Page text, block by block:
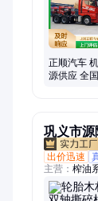
正顺汽车
源供应 全
巩义市源
出价迅速
主营： 榨油
废旧金属塑